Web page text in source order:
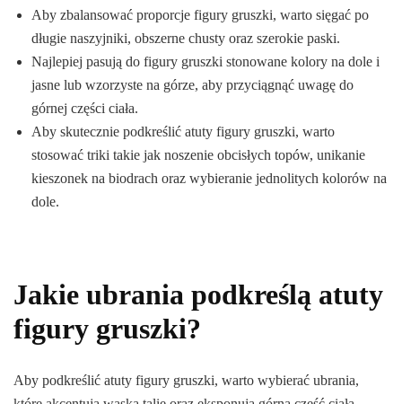
Aby zbalansować proporcje figury gruszki, warto sięgać po
długie naszyjniki, obszerne chusty oraz szerokie paski.
Najlepiej pasują do figury gruszki stonowane kolory na dole i
jasne lub wzorzyste na górze, aby przyciągnąć uwagę do
górnej części ciała.
Aby skutecznie podkreślić atuty figury gruszki, warto
stosować triki takie jak noszenie obcisłych topów, unikanie
kieszonek na biodrach oraz wybieranie jednolitych kolorów na
dole.
Jakie ubrania podkreślą atuty
figury gruszki?
Aby podkreślić atuty figury gruszki, warto wybierać ubrania,